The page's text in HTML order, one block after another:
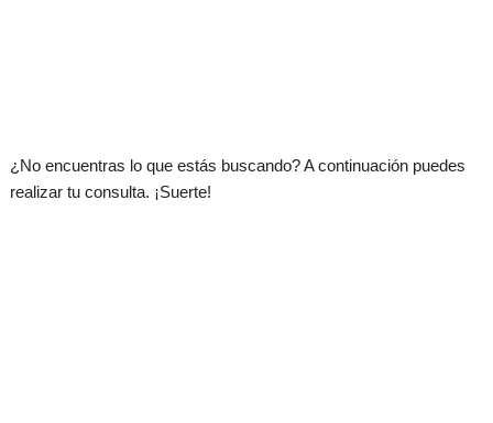
¿No encuentras lo que estás buscando? A continuación puedes
realizar tu consulta. ¡Suerte!